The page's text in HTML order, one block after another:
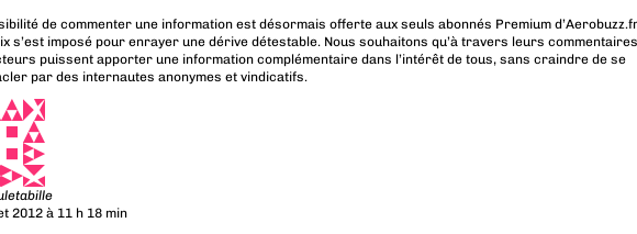
de commenter une information est désormais offerte aux seuls abonnés Premium
s’est imposé pour enrayer une dérive détestable. Nous souhaitons qu’à travers leurs
puissent apporter une information complémentaire dans l’intérêt de tous, sans craindre de se
par des internautes anonymes et vindicatifs.
2012 à 11 h 18 min